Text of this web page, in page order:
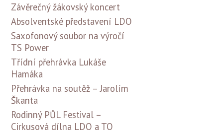
Závěrečný žákovský koncert
Absolventské představení LDO
Saxofonový soubor na výročí
TS Power
Třídní přehrávka Lukáše
Hamáka
Přehrávka na soutěž – Jarolím
Škanta
Rodinný PŮL Festival –
Cirkusová dílna LDO a TO